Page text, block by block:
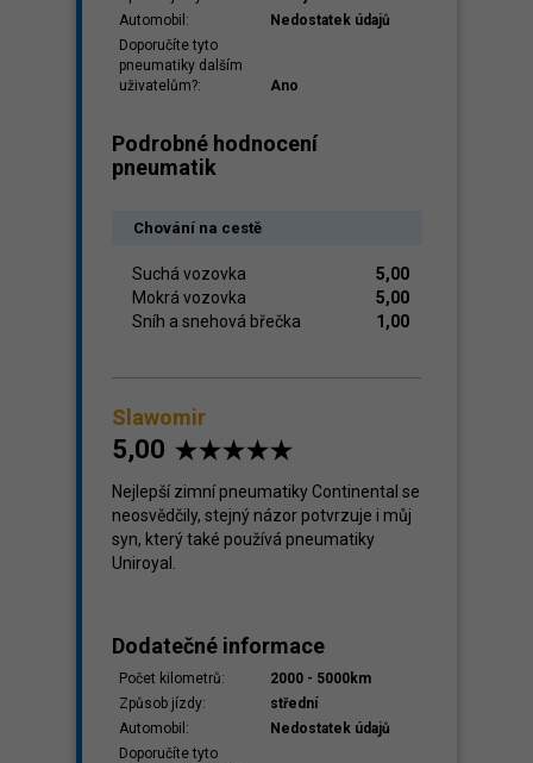
Automobil:
Nedostatek údajů
Doporučíte tyto
pneumatiky dalším
uživatelům?:
Ano
Podrobné hodnocení
pneumatik
Chování na cestě
Suchá vozovka
5,00
Mokrá vozovka
5,00
Sníh a snehová břečka
1,00
Slawomir
5,00
Nejlepší zimní pneumatiky Continental se
neosvědčily, stejný názor potvrzuje i můj
syn, který také používá pneumatiky
Uniroyal.
Dodatečné informace
Počet kilometrů:
2000 - 5000km
Způsob jízdy:
střední
Automobil:
Nedostatek údajů
Doporučíte tyto